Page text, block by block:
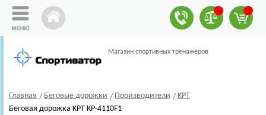
Магазин спортивных тренажеров
Главная Беговые дорожки Производители
KPT
Беговая дорожка KPT KP-4110F1